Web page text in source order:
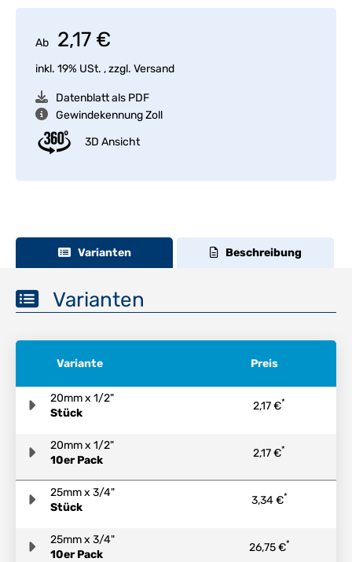
Ab 2,17 €
inkl. 19% USt. , zzgl. Versand
Datenblatt als PDF
Gewindekennung Zoll
3D Ansicht
Varianten Beschreibung
Varianten
Variante Preis
20mm x 1/2"
Stück
2,17 €*
20mm x 1/2"
10er Pack
2,17 €*
25mm x 3/4"
Stück
3,34 €*
25mm x 3/4"
10er Pack
26,75 €*